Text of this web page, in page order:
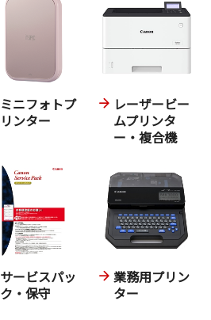
ミニフォトプ
リンター
レーザービー
ムプリンタ
ー・複合機
サービスパッ
ク・保守
業務用プリン
ター